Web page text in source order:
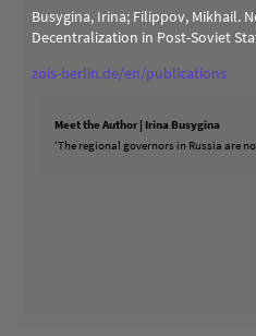
Busygina, Irina; Filippov, Mikhail.
Decentralization in Post-Soviet
zois-berlin.de/en/publications
Meet the Author | Irina Busygina
‘The regional governors in Russia are